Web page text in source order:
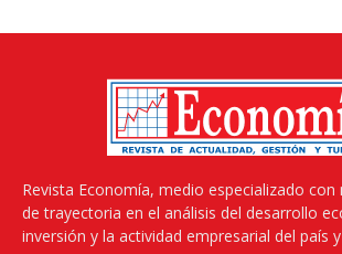
Revista Economía, medio especializado con
de trayectoria en el análisis del desarrollo
inversión y la actividad empresarial del país